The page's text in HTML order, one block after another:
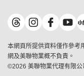
轉按計算機
繳款方式
屋苑成交排行榜
地區百科
美聯精英會
美善會
地產代理管理協會
美聯物業
鋑聯控股*
美聯工商舖*
美聯中國
美聯澳門
本網頁所提供資料僅作參考
網及美聯物業概不負責。
©2026 美聯物業代理有限